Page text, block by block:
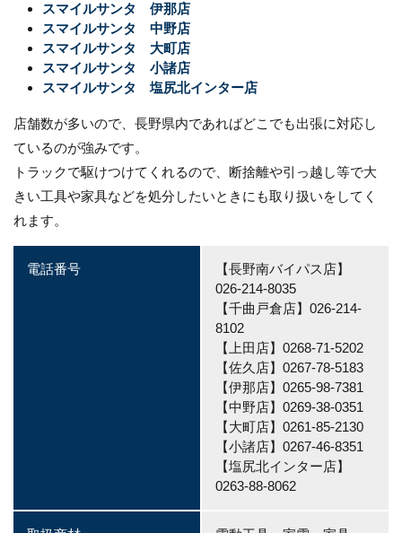
スマイルサンタ 伊那店
スマイルサンタ 中野店
スマイルサンタ 大町店
スマイルサンタ 小諸店
スマイルサンタ 塩尻北インター店
店舗数が多いので、長野県内であればどこでも出張に対応し
ているのが強みです。
トラックで駆けつけてくれるので、断捨離や引っ越し等で大
きい工具や家具などを処分したいときにも取り扱いをしてく
れます。
電話番号
【長野南バイパス店】
026-214-8035
【千曲戸倉店】026-214-
8102
【上田店】0268-71-5202
【佐久店】0267-78-5183
【伊那店】0265-98-7381
【中野店】0269-38-0351
【大町店】0261-85-2130
【小諸店】0267-46-8351
【塩尻北インター店】
0263-88-8062